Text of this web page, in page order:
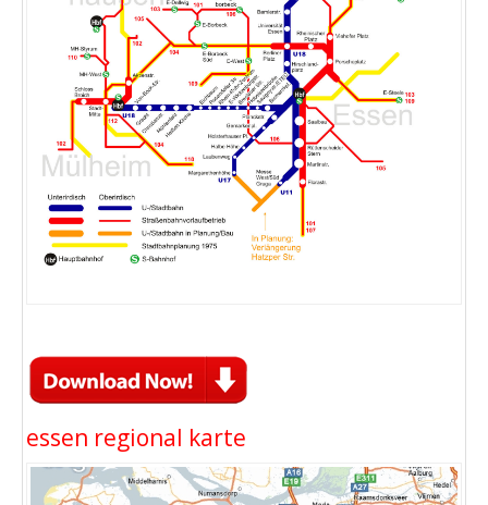
essen regional karte